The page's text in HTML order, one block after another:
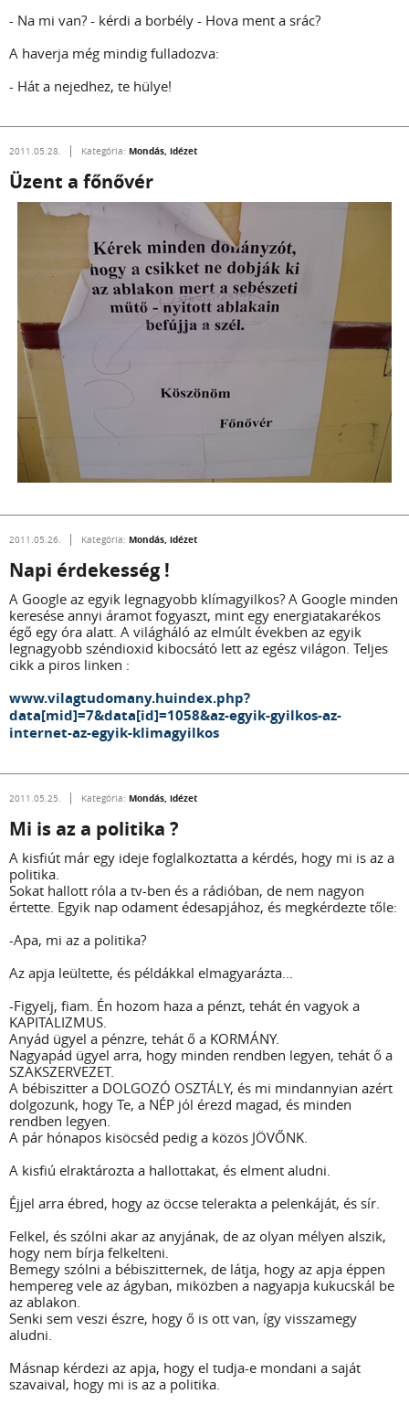
- Na mi van? - kérdi a borbély - Hova ment a srác?
A haverja még mindig fulladozva:
- Hát a nejedhez, te hülye!
2011.05.28. Kategória: Mondás, idézet
Üzent a főnővér
2011.05.26. Kategória: Mondás, idézet
Napi érdekesség !
A Google az egyik legnagyobb klímagyilkos? A Google minden
keresése annyi áramot fogyaszt, mint egy energiatakarékos
égő egy óra alatt. A világháló az elmúlt években az egyik
legnagyobb széndioxid kibocsátó lett az egész világon. Teljes
cikk a piros linken :
www.vilagtudomany.huindex.php?
data[mid]=7&data[id]=1058&az-egyik-gyilkos-az-
internet-az-egyik-klimagyilkos
2011.05.25. Kategória: Mondás, idézet
Mi is az a politika ?
A kisfiút már egy ideje foglalkoztatta a kérdés, hogy mi is az a
politika.
Sokat hallott róla a tv-ben és a rádióban, de nem nagyon
értette. Egyik nap odament édesapjához, és megkérdezte tőle:
-Apa, mi az a politika?
Az apja leültette, és példákkal elmagyarázta...
-Figyelj, fiam. Én hozom haza a pénzt, tehát én vagyok a
KAPITALIZMUS.
Anyád ügyel a pénzre, tehát ő a KORMÁNY.
Nagyapád ügyel arra, hogy minden rendben legyen, tehát ő a
SZAKSZERVEZET.
A bébiszitter a DOLGOZÓ OSZTÁLY, és mi mindannyian azért
dolgozunk, hogy Te, a NÉP jól érezd magad, és minden
rendben legyen.
A pár hónapos kisöcséd pedig a közös JÖVŐNK.
A kisfiú elraktározta a hallottakat, és elment aludni.
Éjjel arra ébred, hogy az öccse telerakta a pelenkáját, és sír.
Felkel, és szólni akar az anyjának, de az olyan mélyen alszik,
hogy nem bírja felkelteni.
Bemegy szólni a bébiszitternek, de látja, hogy az apja éppen
hempereg vele az ágyban, miközben a nagyapja kukucskál be
az ablakon.
Senki sem veszi észre, hogy ő is ott van, így visszamegy
aludni.
Másnap kérdezi az apja, hogy el tudja-e mondani a saját
szavaival, hogy mi is az a politika.